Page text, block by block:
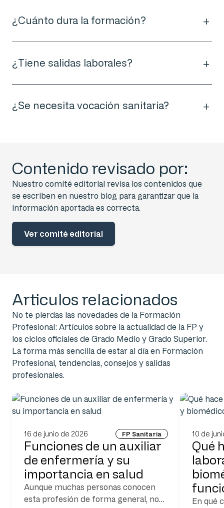
¿Cuánto dura la formación?
¿Tiene salidas laborales?
¿Se necesita vocación sanitaria?
Contenido revisado por:
Nuestro comité editorial revisa los contenidos que
se escriben en nuestro blog para garantizar que la
información aportada es correcta.
Ver comité editorial
Articulos relacionados
No te pierdas las novedades de la Formación
Profesional: Artículos sobre la actualidad de la FP y
los ciclos oficiales de Grado Medio y Grado Superior.
La forma más sencilla de estar al día en Formación
Profesional, tendencias, consejos y salidas
profesionales.
16 de junio de 2026 FP Sanitaria
Funciones de un auxiliar
de enfermería y su
importancia en salud
Aunque muchas personas conocen
esta profesión de forma general, no
10 de
Qué
En qué